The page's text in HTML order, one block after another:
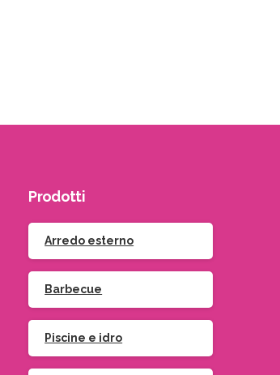
Prodotti
Arredo esterno
Barbecue
Piscine e idro